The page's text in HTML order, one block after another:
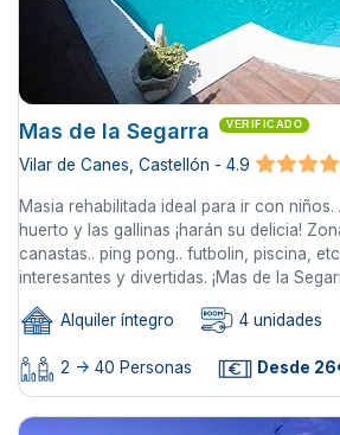
Mas de la Segarra VERIFICADO
Vilar de Canes, Castellón - 4.9
Masia rehabilitada ideal para ir con
huerto y las gallinas ¡harán su delicia!
canastas.. ping pong.. futbolin, piscina,
interesantes y divertidas. ¡Mas de la
Alquiler íntegro 4 unidades
2 -> 40 Personas Desde